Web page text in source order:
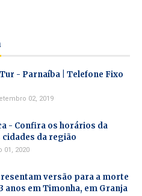
- Parnaíba | Telefone Fixo
02, 2019
- Confira os horários da
da região
01, 2020
versão para a morte
anos em Timonha, em Granja